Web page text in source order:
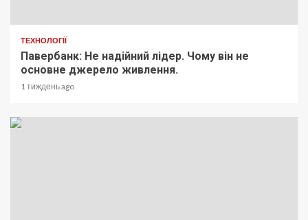
ТЕХНОЛОГІЇ
Павербанк: Не надійний лідер. Чому він не
основне джерело живлення.
1 тиждень ago